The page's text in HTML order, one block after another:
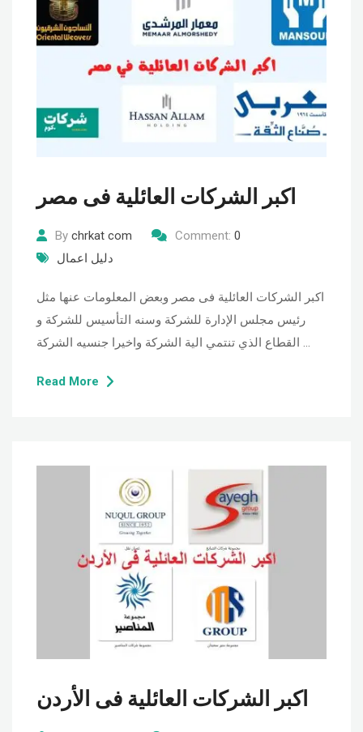
اكبر الشركات العائلية فى مصر
By chrkat com Comment: 0
دليل اعمال
اكبر الشركات العائلية فى مصر وبعض المعلومات عنها مثل
رئيس مجلس الإدارة للشركة وسنه التأسيس للشركة و
القطاع الذي تنتمي الية الشركة واخيرا جنسيه الشركة …
Read More
اكبر الشركات العائلية فى الأردن